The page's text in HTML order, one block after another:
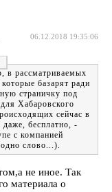
06.12.2018 19:35:06
в рассматриваемых
базарят ради
страничку под
Хабаровского
сейчас в
бесплатно, -
с компанией
слово...).
не иное. Так
материала о